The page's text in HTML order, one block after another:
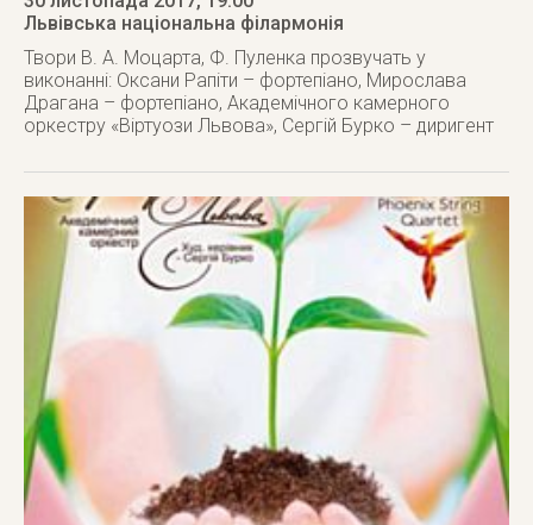
Львівська національна філармонія
Твори В. А. Моцарта, Ф. Пуленка прозвучать у
виконанні: Оксани Рапіти – фортепіано, Мирослава
Драгана – фортепіано, Академічного камерного
оркестру «Віртуози Львова», Сергій Бурко – диригент